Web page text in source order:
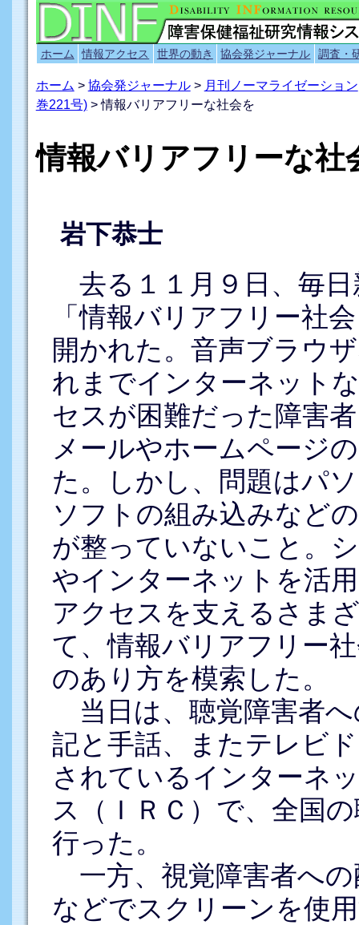
ホーム 情報アクセス 世界の動き 協会発ジャーナル 調査・
ホーム > 協会発ジャーナル> 月刊ノーマライゼーション
巻221号)> 情報バリアフリーな社会を
情報バリアフリーな社
岩下恭士
去る１１月９日、毎
「情報バリアフリー社
開かれた。音声ブラウ
れまでインターネット
セスが困難だった障害
メールやホームページ
た。しかし、問題はパ
ソフトの組み込みなど
が整っていないこと。
やインターネットを活
アクセスを支えるさま
て、情報バリアフリー
のあり方を模索した。
当日は、聴覚障害者
記と手話、またテレビ
されているインターネ
ス（ＩＲＣ）で、全国
行った。
一方、視覚障害者へ
などでスクリーンを使